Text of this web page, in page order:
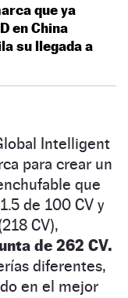
que ya
en China
su llegada a
Intelligent
para crear un
que
de 100 CV y
CV),
de 262 CV.
diferentes,
en el mejor